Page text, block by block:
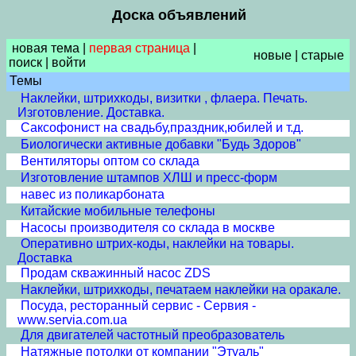
Доска объявлений
новая тема первая страница
поиск
войти
новые
старые
Темы
Наклейки, штрихкоды, визитки , флаера. Печать.
Изготовление. Доставка.
Cаксофонист на свадьбу,праздник,юбилей и т.д.
Биологически активные добавки "Будь Здоров"
Вентиляторы оптом со склада
Изготовление штампов ХЛШ и пресс-форм
навес из поликарбоната
Китайские мобильные телефоны
Насосы производителя со склада в москве
Оперативно штрих-коды, наклейки на товары.
Доставка
Продам скважинный насос ZDS
Наклейки, штрихкоды, печатаем наклейки на оракале.
Посуда, ресторанный сервис - Сервия -
www.servia.com.ua
Для двигателей частотный преобразователь
Натяжные потолки от компании "Этуаль"